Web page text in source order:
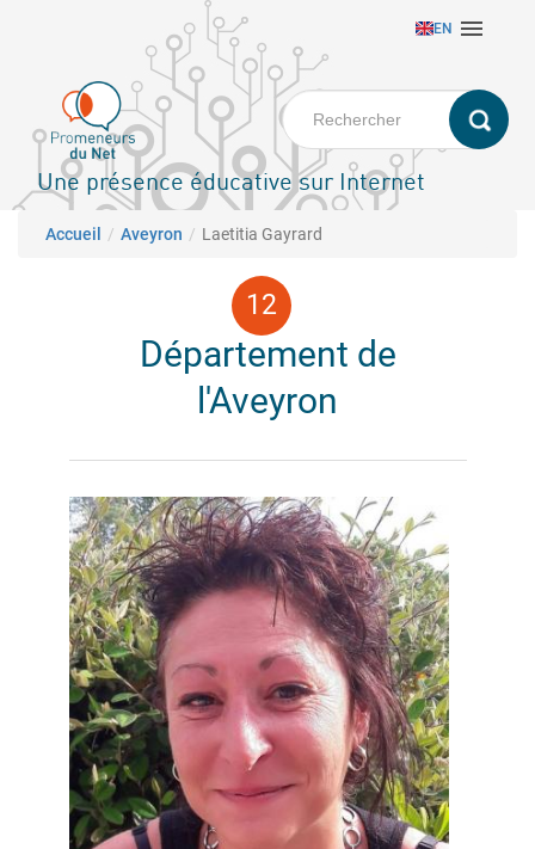
principal
EN 
Une présence éducative sur Internet
Fil d'Ariane
Accueil Aveyron Laetitia Gayrard
Département de
l'Aveyron